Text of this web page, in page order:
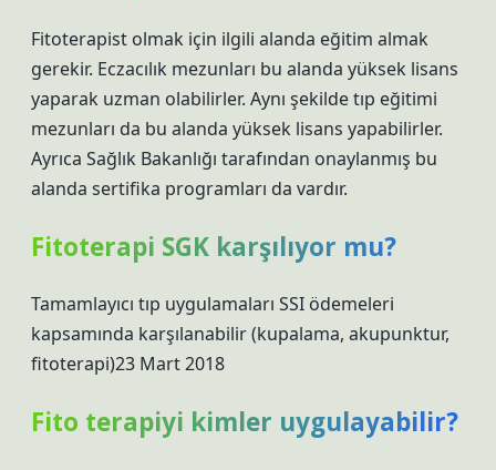
Fitoterapist olmak için ilgili alanda eğitim almak
gerekir. Eczacılık mezunları bu alanda yüksek lisans
yaparak uzman olabilirler. Aynı şekilde tıp eğitimi
mezunları da bu alanda yüksek lisans yapabilirler.
Ayrıca Sağlık Bakanlığı tarafından onaylanmış bu
alanda sertifika programları da vardır.
Fitoterapi SGK karşılıyor mu?
Tamamlayıcı tıp uygulamaları SSI ödemeleri
kapsamında karşılanabilir (kupalama, akupunktur,
fitoterapi)23 Mart 2018
Fito terapiyi kimler uygulayabilir?